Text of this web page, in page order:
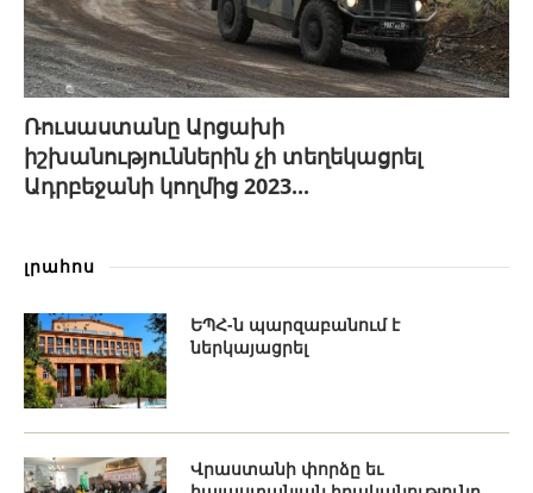
Ռուսաստանը Արցախի
իշխանություններին չի տեղեկացրել
Ադրբեջանի կողմից 2023...
լրահոս
ԵՊՀ-ն պարզաբանում է
ներկայացրել
Վրաստանի փորձը եւ